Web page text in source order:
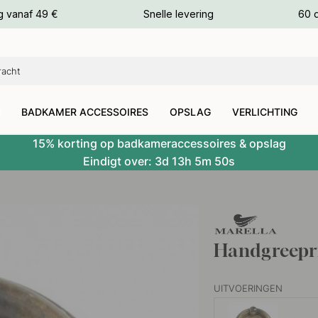
vanaf 49 € Snelle levering 60
BADKAMER ACCESSOIRES OPSLAG VERLICHTING
15% korting op badkameraccessoires & opslag
Eindigt over: 3d 13h 5m 49s
UITVOERINGEN